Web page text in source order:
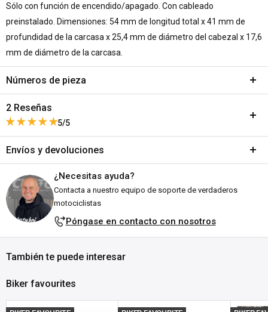
Sólo con función de encendido/apagado. Con cableado
preinstalado. Dimensiones: 54 mm de longitud total x 41 mm de
profundidad de la carcasa x 25,4 mm de diámetro del cabezal x 17,6
mm de diámetro de la carcasa.
Números de pieza
SKU:A121-421526
DPN:519121
2 Reseñas
5/5
Este producto no ha recibido ninguna reseña todavía
No se encontraron elementos
Envíos y devoluciones
Envíos y plazos de entrega
Todos los pedidos se envían desde nuestro almacén en Falkenberg,
Suecia. ¡Nos esforzamos por enviarlos lo antes posible!
Explicación del estado de stock:
En stock:Listo para enviártelo en el plazo indicado (en días
tras el envío, dependiendo
Agotado:Actualmente sin existencias en Customhoj, ¡pero
¿Necesitas ayuda?
Contacta a nuestro equipo de soporte de verdaderos
motociclistas
Póngase en contacto con nosotros
También te puede interesar
Biker favourites